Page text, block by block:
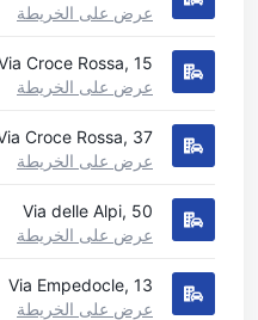
عرض على الخريطة
Croce Rossa, 15
عرض على الخريطة
Croce Rossa, 37
عرض على الخريطة
Via delle Alpi, 50
عرض على الخريطة
Via Empedocle, 13
عرض على الخريطة